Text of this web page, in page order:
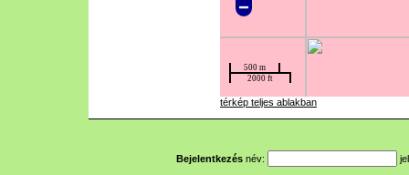
térkép teljes ablakban
Bejelentkezés név: